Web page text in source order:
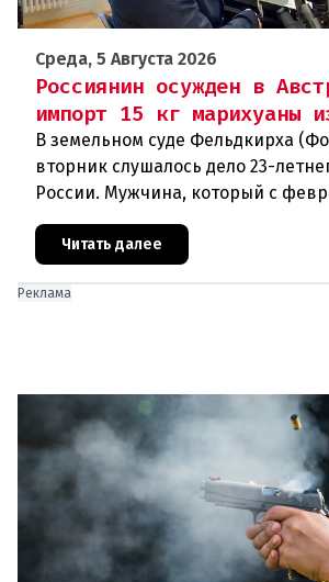
Среда, 5 Августа 2026
Россиянин осужден в
импорт 15 кг марихуаны
В земельном суде Фельдкирха
вторник слушалось дело 23-
России. Мужчина, который с
под стражей, обвинялся в том,
полугода организо
Читать далее
Реклама